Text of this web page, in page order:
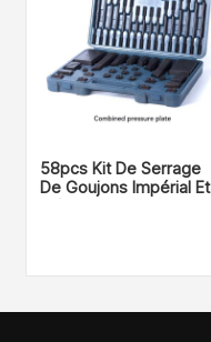
58pcs Kit De Serrage
De Goujons Impérial Et